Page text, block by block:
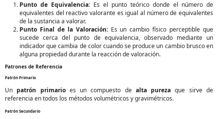
Punto de Equivalencia: Es el punto teórico donde el número de
equivalentes del reactivo valorante es igual al número de equivalentes
de la sustancia a valorar.
Punto Final de la Valoración:Es un cambio físico perceptible que
sucede cerca del punto de equivalencia, observado mediante un
indicador que cambia de color cuando se produce un cambio brusco en
alguna propiedad durante la reacción de valoración.
Patrones de Referencia
Patrón Primario
Un patrón primarioes un compuesto de alta pureza que sirve de
referencia en todos los métodos volumétricos y gravimétricos.
Patrón Secundario